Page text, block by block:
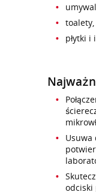
toalety,
płytki
Usuwa
odciski